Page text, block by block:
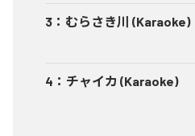
3 ： むらさき川 (Karaoke)
4 ： チャイカ (Karaoke)